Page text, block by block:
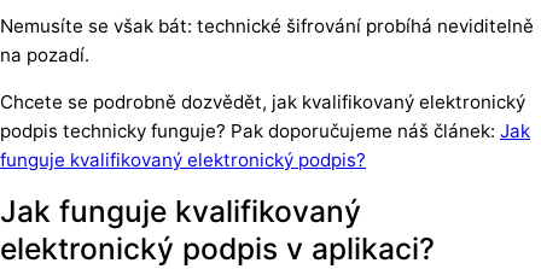
Nemusíte se však bát: technické šifrování probíhá neviditelně
na pozadí.
Chcete se podrobně dozvědět, jak kvalifikovaný elektronický
podpis technicky funguje? Pak doporučujeme náš článek: Jak
funguje kvalifikovaný elektronický podpis?
Jak funguje kvalifikovaný
elektronický podpis v aplikaci?